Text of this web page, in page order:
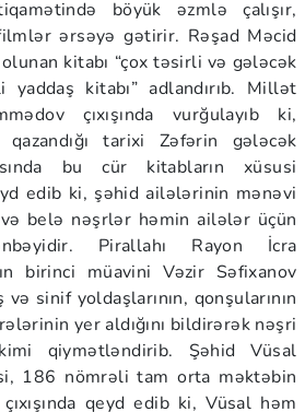
böyük əzmlə çalışır,
ərsəyə gətirir. Rəşad Məcid
kitabı “çox təsirli və gələcək
kitabı” adlandırıb. Millət
çıxışında vurğulayıb ki,
qazandığı tarixi Zəfərin gələcək
bu cür kitabların xüsusi
edib ki, şəhid ailələrinin mənəvi
belə nəşrlər həmin ailələr üçün
Pirallahı Rayon İcra
birinci müavini Vəzir Səfixanov
sinif yoldaşlarının, qonşularının
yer aldığını bildirərək nəşri
qiymətləndirib. Şəhid Vüsal
186 nömrəli tam orta məktəbin
qeyd edib ki, Vüsal həm